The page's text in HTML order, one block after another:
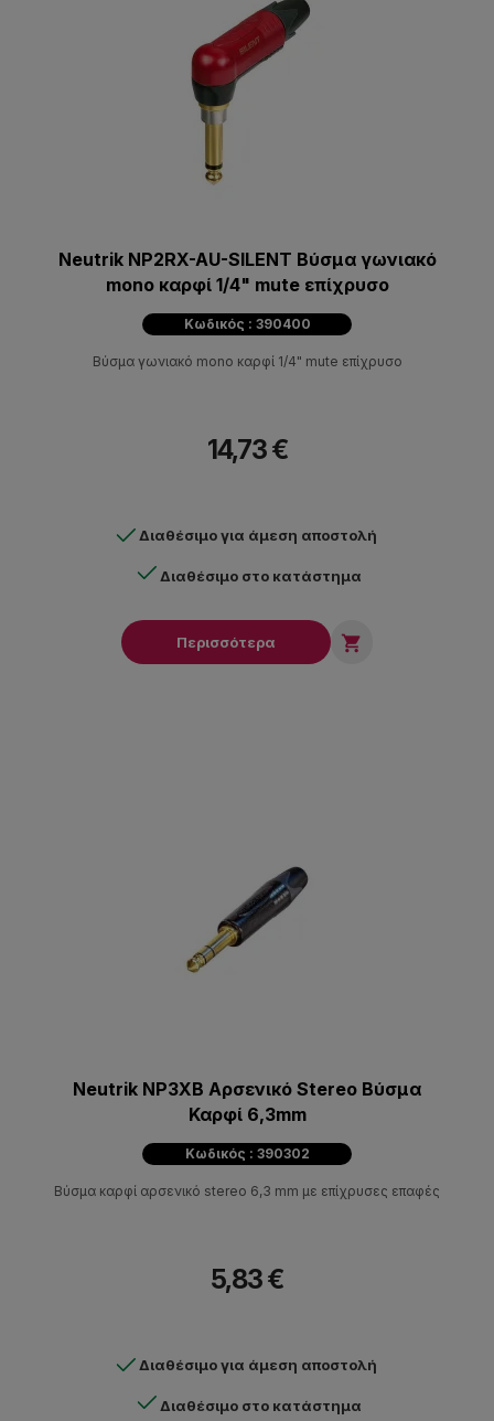
Neutrik NP2RX-AU-SILENT Βύσμα γωνιακό
mono καρφί 1/4" mute επίχρυσο
Κωδικός : 390400
Βύσμα γωνιακό mono καρφί 1/4" mute επίχρυσο
14,73 €
Διαθέσιμο για άμεση αποστολή
Διαθέσιμο στο κατάστημα
Περισσότερα 
Neutrik NP3XB Αρσενικό Stereo Βύσμα
Καρφί 6,3mm
Κωδικός : 390302
Βύσμα καρφί αρσενικό stereo 6,3 mm με επίχρυσες επαφές
5,83 €
Διαθέσιμο για άμεση αποστολή
Διαθέσιμο στο κατάστημα